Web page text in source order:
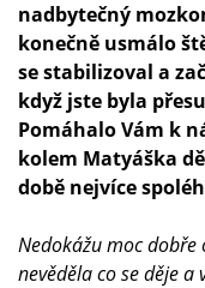
nadbytečný
konečně usmálo
se stabilizoval a
když jste byla
Pomáhalo Vám k
kolem Matyáška
době nejvíce
Nedokážu moc dobře
nevěděla co se děje a